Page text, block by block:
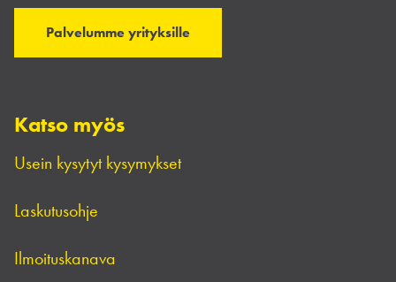
Palvelumme yrityksille
Katso myös
Usein kysytyt kysymykset
Laskutusohje
Ilmoituskanava